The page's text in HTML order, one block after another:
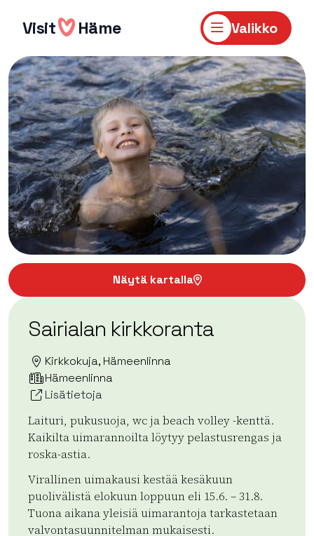
sisältöön
Visit Häme Valikko
Näytä kartalla
Sairialan kirkkoranta
Kirkkokuja, Hämeenlinna
Hämeenlinna
Lisätietoja
Laituri, pukusuoja, wc ja beach volley -kenttä.
Kaikilta uimarannoilta löytyy pelastusrengas ja
roska-astia.
Virallinen uimakausi kestää kesäkuun
puolivälistä elokuun loppuun eli 15.6. – 31.8.
Tuona aikana yleisiä uimarantoja tarkastetaan
valvontasuunnitelman mukaisesti.